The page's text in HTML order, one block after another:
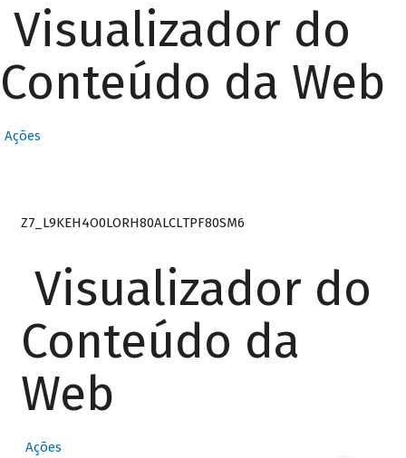
Visualizador do
Conteúdo da Web
Ações
Z7_L9KEH4O0LORH80ALCLTPF80SM6
Visualizador do
Conteúdo da
Web
Ações